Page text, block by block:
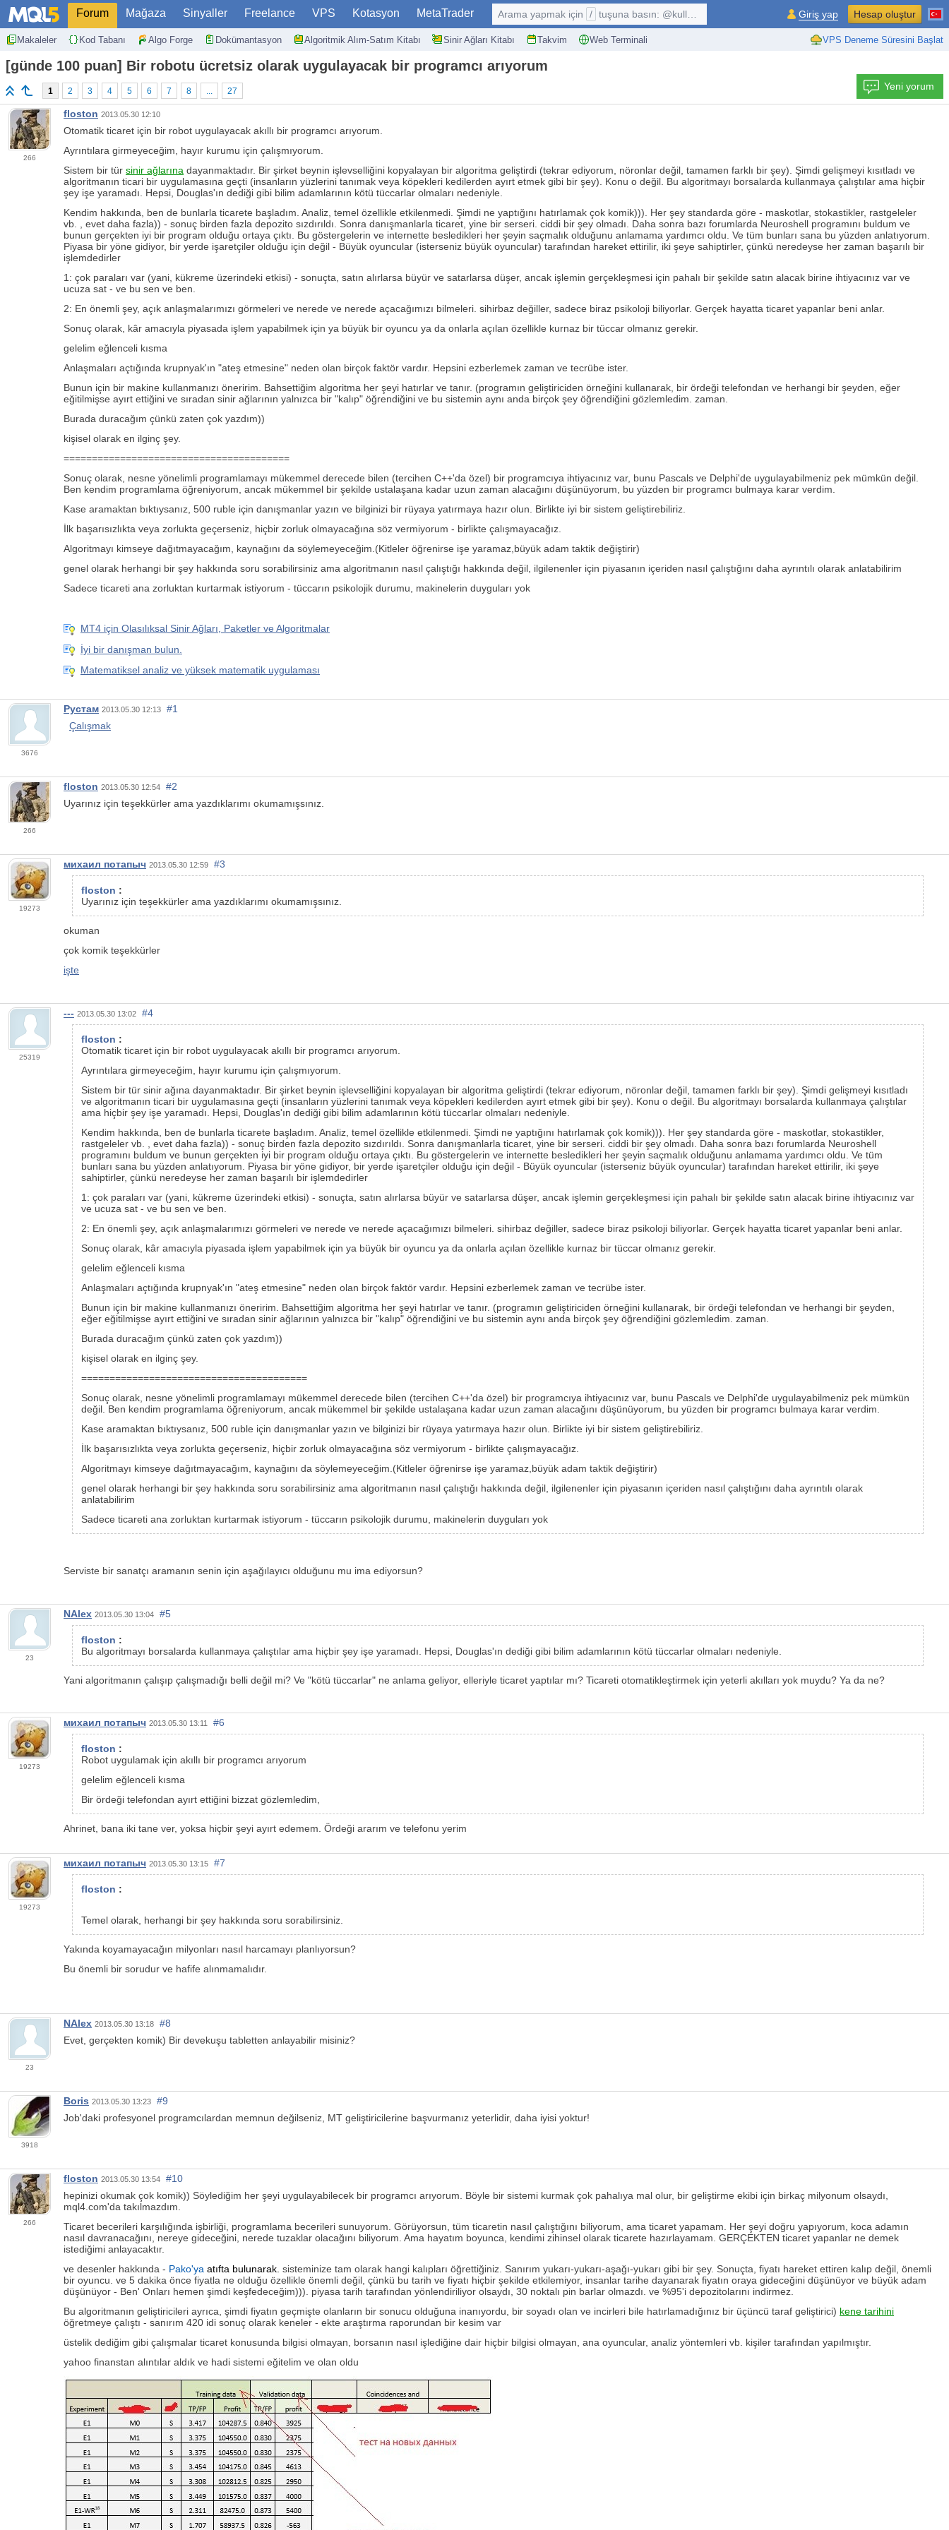
Forum Mağaza Sinyaller Freelance VPS Kotasyon MetaTrader
Makaleler Kod Tabanı Algo Forge Dokümantasyon Algoritmik Alım-Satım Kitabı Sinir Ağları Kitabı Takvim Web Terminali VPS Deneme Süresini Başlat
Arama yapmak için / tuşuna basın: @kullanıcı, $sembol, ... Giriş yap Hesap oluştur
[günde 100 puan] Bir robotu ücretsiz olarak uygulayacak bir programcı arıyorum
1 2 3 4 5 6 7 8 ... 27 Yeni yorum
266
floston 2013.05.30 12:10
Otomatik ticaret için bir robot uygulayacak akıllı bir programcı arıyorum.
Ayrıntılara girmeyeceğim, hayır kurumu için çalışmıyorum.
Sistem bir tür sinir ağlarına dayanmaktadır. Bir şirket beynin işlevselliğini kopyalayan bir algoritma geliştirdi (tekrar ediyorum, nöronlar değil, tamamen farklı bir şey). Şimdi gelişmeyi kısıtladı ve
algoritmanın ticari bir uygulamasına geçti (insanların yüzlerini tanımak veya köpekleri kedilerden ayırt etmek gibi bir şey). Konu o değil. Bu algoritmayı borsalarda kullanmaya çalıştılar ama hiçbir
şey işe yaramadı. Hepsi, Douglas'ın dediği gibi bilim adamlarının kötü tüccarlar olmaları nedeniyle.
Kendim hakkında, ben de bunlarla ticarete başladım. Analiz, temel özellikle etkilenmedi. Şimdi ne yaptığını hatırlamak çok komik))). Her şey standarda göre - maskotlar, stokastikler, rastgeleler
vb. , evet daha fazla)) - sonuç birden fazla depozito sızdırıldı. Sonra danışmanlarla ticaret, yine bir serseri. ciddi bir şey olmadı. Daha sonra bazı forumlarda Neuroshell programını buldum ve
bunun gerçekten iyi bir program olduğu ortaya çıktı. Bu göstergelerin ve internette besledikleri her şeyin saçmalık olduğunu anlamama yardımcı oldu. Ve tüm bunları sana bu yüzden anlatıyorum.
Piyasa bir yöne gidiyor, bir yerde işaretçiler olduğu için değil - Büyük oyuncular (isterseniz büyük oyuncular) tarafından hareket ettirilir, iki şeye sahiptirler, çünkü neredeyse her zaman başarılı bir
işlemdedirler
1: çok paraları var (yani, kükreme üzerindeki etkisi) - sonuçta, satın alırlarsa büyür ve satarlarsa düşer, ancak işlemin gerçekleşmesi için pahalı bir şekilde satın alacak birine ihtiyacınız var ve
ucuza sat - ve bu sen ve ben.
2: En önemli şey, açık anlaşmalarımızı görmeleri ve nerede ve nerede açacağımızı bilmeleri. sihirbaz değiller, sadece biraz psikoloji biliyorlar. Gerçek hayatta ticaret yapanlar beni anlar.
Sonuç olarak, kâr amacıyla piyasada işlem yapabilmek için ya büyük bir oyuncu ya da onlarla açılan özellikle kurnaz bir tüccar olmanız gerekir.
gelelim eğlenceli kısma
Anlaşmaları açtığında krupnyak'ın "ateş etmesine" neden olan birçok faktör vardır. Hepsini ezberlemek zaman ve tecrübe ister.
Bunun için bir makine kullanmanızı öneririm. Bahsettiğim algoritma her şeyi hatırlar ve tanır. (programın geliştiriciden örneğini kullanarak, bir ördeği telefondan ve herhangi bir şeyden, eğer
eğitilmişse ayırt ettiğini ve sıradan sinir ağlarının yalnızca bir "kalıp" öğrendiğini ve bu sistemin aynı anda birçok şey öğrendiğini gözlemledim. zaman.
Burada duracağım çünkü zaten çok yazdım))
kişisel olarak en ilginç şey.
========================================
Sonuç olarak, nesne yönelimli programlamayı mükemmel derecede bilen (tercihen C++'da özel) bir programcıya ihtiyacınız var, bunu Pascals ve Delphi'de uygulayabilmeniz pek mümkün değil.
Ben kendim programlama öğreniyorum, ancak mükemmel bir şekilde ustalaşana kadar uzun zaman alacağını düşünüyorum, bu yüzden bir programcı bulmaya karar verdim.
Kase aramaktan bıktıysanız, 500 ruble için danışmanlar yazın ve bilginizi bir rüyaya yatırmaya hazır olun. Birlikte iyi bir sistem geliştirebiliriz.
İlk başarısızlıkta veya zorlukta geçerseniz, hiçbir zorluk olmayacağına söz vermiyorum - birlikte çalışmayacağız.
Algoritmayı kimseye dağıtmayacağım, kaynağını da söylemeyeceğim.(Kitleler öğrenirse işe yaramaz,büyük adam taktik değiştirir)
genel olarak herhangi bir şey hakkında soru sorabilirsiniz ama algoritmanın nasıl çalıştığı hakkında değil, ilgilenenler için piyasanın içeriden nasıl çalıştığını daha ayrıntılı olarak anlatabilirim
Sadece ticareti ana zorluktan kurtarmak istiyorum - tüccarın psikolojik durumu, makinelerin duyguları yok
MT4 için Olasılıksal Sinir Ağları, Paketler ve Algoritmalar
İyi bir danışman bulun.
Matematiksel analiz ve yüksek matematik uygulaması
3676
Рустам 2013.05.30 12:13
#1
Çalışmak
266
floston 2013.05.30 12:54
#2
Uyarınız için teşekkürler ama yazdıklarımı okumamışsınız.
19273
михаил потапыч 2013.05.30 12:59 #3
floston :
Uyarınız için teşekkürler ama yazdıklarımı okumamışsınız.
okuman
çok komik teşekkürler
işte
25319
--- 2013.05.30 13:02 #4
floston :
Otomatik ticaret için bir robot uygulayacak akıllı bir programcı arıyorum.
Ayrıntılara girmeyeceğim, hayır kurumu için çalışmıyorum.
Sistem bir tür sinir ağına dayanmaktadır. Bir şirket beynin işlevselliğini kopyalayan bir algoritma geliştirdi (tekrar ediyorum, nöronlar değil, tamamen farklı bir şey). Şimdi gelişmeyi kısıtladı
ve algoritmanın ticari bir uygulamasına geçti (insanların yüzlerini tanımak veya köpekleri kedilerden ayırt etmek gibi bir şey). Konu o değil. Bu algoritmayı borsalarda kullanmaya çalıştılar
ama hiçbir şey işe yaramadı. Hepsi, Douglas'ın dediği gibi bilim adamlarının kötü tüccarlar olmaları nedeniyle.
Kendim hakkında, ben de bunlarla ticarete başladım. Analiz, temel özellikle etkilenmedi. Şimdi ne yaptığını hatırlamak çok komik))). Her şey standarda göre - maskotlar, stokastikler,
rastgeleler vb. , evet daha fazla)) - sonuç birden fazla depozito sızdırıldı. Sonra danışmanlarla ticaret, yine bir serseri. ciddi bir şey olmadı. Daha sonra bazı forumlarda Neuroshell
programını buldum ve bunun gerçekten iyi bir program olduğu ortaya çıktı. Bu göstergelerin ve internette besledikleri her şeyin saçmalık olduğunu anlamama yardımcı oldu. Ve tüm
bunları sana bu yüzden anlatıyorum. Piyasa bir yöne gidiyor, bir yerde işaretçiler olduğu için değil - Büyük oyuncular (isterseniz büyük oyuncular) tarafından hareket ettirilir, iki şeye
sahiptirler, çünkü neredeyse her zaman başarılı bir işlemdedirler
1: çok paraları var (yani, kükreme üzerindeki etkisi) - sonuçta, satın alırlarsa büyür ve satarlarsa düşer, ancak işlemin gerçekleşmesi için pahalı bir şekilde satın alacak birine ihtiyacınız var
ve ucuza sat - ve bu sen ve ben.
2: En önemli şey, açık anlaşmalarımızı görmeleri ve nerede ve nerede açacağımızı bilmeleri. sihirbaz değiller, sadece biraz psikoloji biliyorlar. Gerçek hayatta ticaret yapanlar beni anlar.
Sonuç olarak, kâr amacıyla piyasada işlem yapabilmek için ya büyük bir oyuncu ya da onlarla açılan özellikle kurnaz bir tüccar olmanız gerekir.
gelelim eğlenceli kısma
Anlaşmaları açtığında krupnyak'ın "ateş etmesine" neden olan birçok faktör vardır. Hepsini ezberlemek zaman ve tecrübe ister.
Bunun için bir makine kullanmanızı öneririm. Bahsettiğim algoritma her şeyi hatırlar ve tanır. (programın geliştiriciden örneğini kullanarak, bir ördeği telefondan ve herhangi bir şeyden,
eğer eğitilmişse ayırt ettiğini ve sıradan sinir ağlarının yalnızca bir "kalıp" öğrendiğini ve bu sistemin aynı anda birçok şey öğrendiğini gözlemledim. zaman.
Burada duracağım çünkü zaten çok yazdım))
kişisel olarak en ilginç şey.
========================================
Sonuç olarak, nesne yönelimli programlamayı mükemmel derecede bilen (tercihen C++'da özel) bir programcıya ihtiyacınız var, bunu Pascals ve Delphi'de uygulayabilmeniz pek mümkün
değil. Ben kendim programlama öğreniyorum, ancak mükemmel bir şekilde ustalaşana kadar uzun zaman alacağını düşünüyorum, bu yüzden bir programcı bulmaya karar verdim.
Kase aramaktan bıktıysanız, 500 ruble için danışmanlar yazın ve bilginizi bir rüyaya yatırmaya hazır olun. Birlikte iyi bir sistem geliştirebiliriz.
İlk başarısızlıkta veya zorlukta geçerseniz, hiçbir zorluk olmayacağına söz vermiyorum - birlikte çalışmayacağız.
Algoritmayı kimseye dağıtmayacağım, kaynağını da söylemeyeceğim.(Kitleler öğrenirse işe yaramaz,büyük adam taktik değiştirir)
genel olarak herhangi bir şey hakkında soru sorabilirsiniz ama algoritmanın nasıl çalıştığı hakkında değil, ilgilenenler için piyasanın içeriden nasıl çalıştığını daha ayrıntılı olarak
anlatabilirim
Sadece ticareti ana zorluktan kurtarmak istiyorum - tüccarın psikolojik durumu, makinelerin duyguları yok
Serviste bir sanatçı aramanın senin için aşağılayıcı olduğunu mu ima ediyorsun?
23
NAlex 2013.05.30 13:04 #5
floston :
Bu algoritmayı borsalarda kullanmaya çalıştılar ama hiçbir şey işe yaramadı. Hepsi, Douglas'ın dediği gibi bilim adamlarının kötü tüccarlar olmaları nedeniyle.
Yani algoritmanın çalışıp çalışmadığı belli değil mi? Ve "kötü tüccarlar" ne anlama geliyor, elleriyle ticaret yaptılar mı? Ticareti otomatikleştirmek için yeterli akılları yok muydu? Ya da ne?
19273
михаил потапыч 2013.05.30 13:11 #6
floston :
Robot uygulamak için akıllı bir programcı arıyorum
gelelim eğlenceli kısma
Bir ördeği telefondan ayırt ettiğini bizzat gözlemledim,
Ahrinet, bana iki tane ver, yoksa hiçbir şeyi ayırt edemem. Ördeği ararım ve telefonu yerim
19273
михаил потапыч 2013.05.30 13:15 #7
floston :
Temel olarak, herhangi bir şey hakkında soru sorabilirsiniz.
Yakında koyamayacağın milyonları nasıl harcamayı planlıyorsun?
Bu önemli bir sorudur ve hafife alınmamalıdır.
23
NAlex 2013.05.30 13:18
#8
Evet, gerçekten komik) Bir devekuşu tabletten anlayabilir misiniz?
3918
Boris 2013.05.30 13:23
#9
Job'daki profesyonel programcılardan memnun değilseniz, MT geliştiricilerine başvurmanız yeterlidir, daha iyisi yoktur!
266
floston 2013.05.30 13:54
#10
hepinizi okumak çok komik)) Söylediğim her şeyi uygulayabilecek bir programcı arıyorum. Böyle bir sistemi kurmak çok pahalıya mal olur, bir geliştirme ekibi için birkaç milyonum olsaydı,
mql4.com'da takılmazdım.
Ticaret becerileri karşılığında işbirliği, programlama becerileri sunuyorum. Görüyorsun, tüm ticaretin nasıl çalıştığını biliyorum, ama ticaret yapamam. Her şeyi doğru yapıyorum, koca adamın
nasıl davranacağını, nereye gideceğini, nerede tuzaklar olacağını biliyorum. Ama hayatım boyunca, kendimi zihinsel olarak ticarete hazırlayamam. GERÇEKTEN ticaret yapanlar ne demek
istediğimi anlayacaktır.
ve desenler hakkında - Pako'ya atıfta bulunarak. sisteminize tam olarak hangi kalıpları öğrettiğiniz. Sanırım yukarı-yukarı-aşağı-yukarı gibi bir şey. Sonuçta, fiyatı hareket ettiren kalıp değil, önemli
bir oyuncu. ve 5 dakika önce fiyatla ne olduğu özellikle önemli değil, çünkü bu tarih ve fiyatı hiçbir şekilde etkilemiyor, insanlar tarihe dayanarak fiyatın oraya gideceğini düşünüyor ve büyük adam
düşünüyor - Ben' Onları hemen şimdi keşfedeceğim))). piyasa tarih tarafından yönlendiriliyor olsaydı, 30 noktalı pin barlar olmazdı. ve %95'i depozitolarını indirmez.
Bu algoritmanın geliştiricileri ayrıca, şimdi fiyatın geçmişte olanların bir sonucu olduğuna inanıyordu, bir soyadı olan ve incirleri bile hatırlamadığınız bir üçüncü taraf geliştirici) kene tarihini
öğretmeye çalıştı - sanırım 420 idi sonuç olarak keneler - ekte araştırma raporundan bir kesim var
üstelik dediğim gibi çalışmalar ticaret konusunda bilgisi olmayan, borsanın nasıl işlediğine dair hiçbir bilgisi olmayan, ana oyuncular, analiz yöntemleri vb. kişiler tarafından yapılmıştır.
yahoo finanstan alıntılar aldık ve hadi sistemi eğitelim ve olan oldu